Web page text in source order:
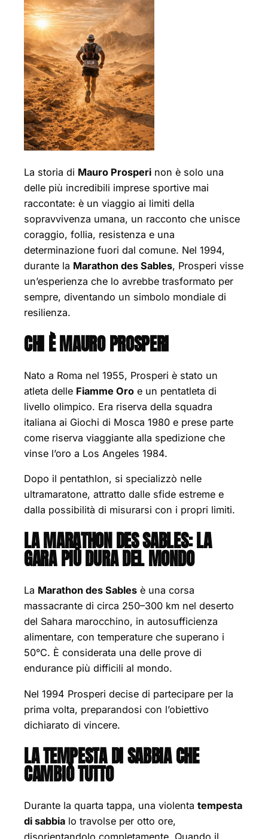
La storia di Mauro Prosperi non è solo una
delle più incredibili imprese sportive mai
raccontate: è un viaggio ai limiti della
sopravvivenza umana, un racconto che unisce
coraggio, follia, resistenza e una
determinazione fuori dal comune. Nel 1994,
durante la Marathon des Sables, Prosperi visse
un’esperienza che lo avrebbe trasformato per
sempre, diventando un simbolo mondiale di
resilienza.
CHI È MAURO PROSPERI
Nato a Roma nel 1955, Prosperi è stato un
atleta delle Fiamme Oro e un pentatleta di
livello olimpico. Era riserva della squadra
italiana ai Giochi di Mosca 1980 e prese parte
come riserva viaggiante alla spedizione che
vinse l’oro a Los Angeles 1984.
Dopo il pentathlon, si specializzò nelle
ultramaratone, attratto dalle sfide estreme e
dalla possibilità di misurarsi con i propri limiti.
LA MARATHON DES SABLES: LA
GARA PIÙ DURA DEL MONDO
La Marathon des Sables è una corsa
massacrante di circa 250–300 km nel deserto
del Sahara marocchino, in autosufficienza
alimentare, con temperature che superano i
50°C. È considerata una delle prove di
endurance più difficili al mondo.
Nel 1994 Prosperi decise di partecipare per la
prima volta, preparandosi con l’obiettivo
dichiarato di vincere.
LA TEMPESTA DI SABBIA CHE
CAMBIÒ TUTTO
Durante la quarta tappa, una violenta tempesta
di sabbia lo travolse per otto ore,